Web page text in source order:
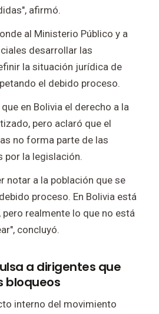
afirmó.
al Ministerio Público y a
desarrollar las
la situación jurídica de
el debido proceso.
en Bolivia el derecho a la
pero aclaró que el
no forma parte de las
por la legislación.
notar a la población que se
proceso. En Bolivia está
realmente lo que no está
concluyó.
a dirigentes que
bloqueos
interno del movimiento